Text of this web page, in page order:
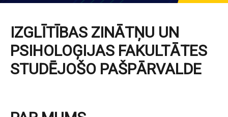
IZGLĪTĪBAS ZINĀTŅU UN
PSIHOLOĢIJAS FAKULTĀTES
STUDĒJOŠO PAŠPĀRVALDE